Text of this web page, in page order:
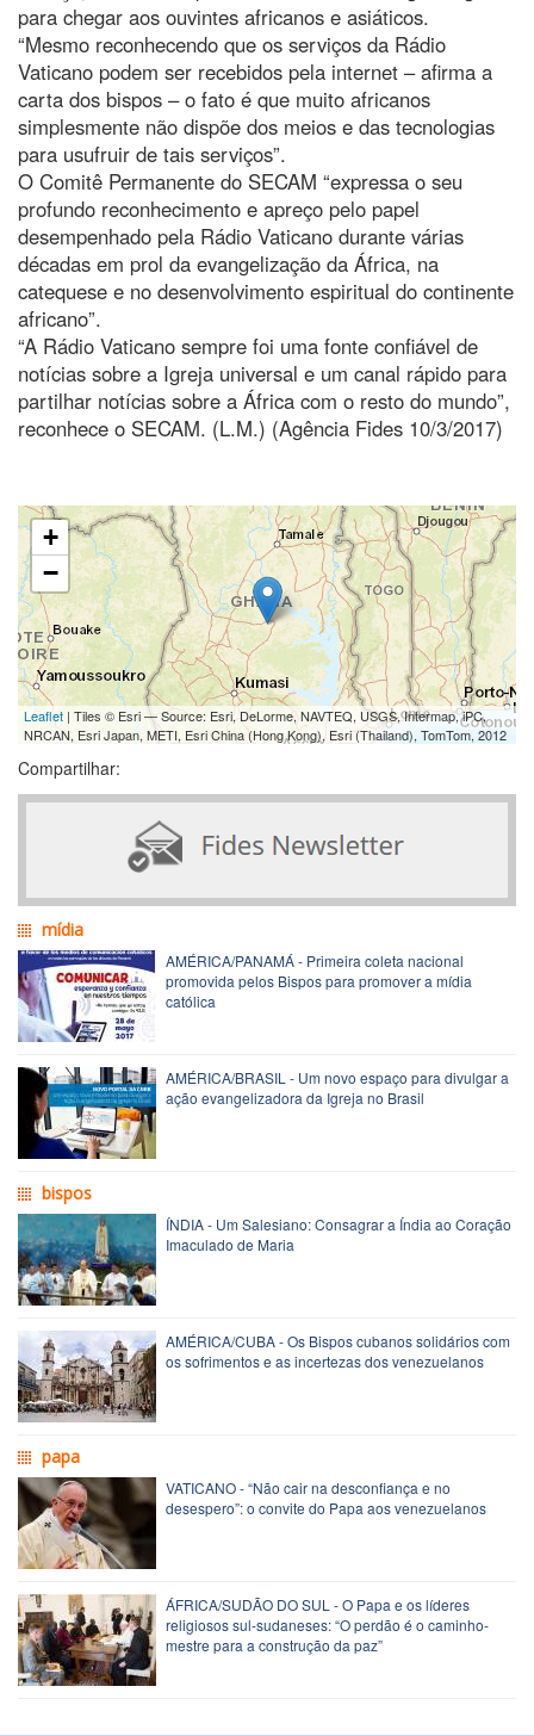
para chegar aos ouvintes africanos e asiáticos.
“Mesmo reconhecendo que os serviços da Rádio
Vaticano podem ser recebidos pela internet – afirma a
carta dos bispos – o fato é que muito africanos
simplesmente não dispõe dos meios e das tecnologias
para usufruir de tais serviços”.
O Comitê Permanente do SECAM “expressa o seu
profundo reconhecimento e apreço pelo papel
desempenhado pela Rádio Vaticano durante várias
décadas em prol da evangelização da África, na
catequese e no desenvolvimento espiritual do continente
africano”.
“A Rádio Vaticano sempre foi uma fonte confiável de
notícias sobre a Igreja universal e um canal rápido para
partilhar notícias sobre a África com o resto do mundo”,
reconhece o SECAM. (L.M.) (Agência Fides 10/3/2017)
+
−
Leaflet | Tiles © Esri — Source: Esri, DeLorme, NAVTEQ, USGS, Intermap, iPC,
NRCAN, Esri Japan, METI, Esri China (Hong Kong), Esri (Thailand), TomTom, 2012
Compartilhar:
mídia
AMÉRICA/PANAMÁ - Primeira coleta nacional
promovida pelos Bispos para promover a mídia
católica
AMÉRICA/BRASIL - Um novo espaço para divulgar a
ação evangelizadora da Igreja no Brasil
bispos
ÍNDIA - Um Salesiano: Consagrar a Índia ao Coração
Imaculado de Maria
AMÉRICA/CUBA - Os Bispos cubanos solidários com
os sofrimentos e as incertezas dos venezuelanos
papa
VATICANO - “Não cair na desconfiança e no
desespero”: o convite do Papa aos venezuelanos
ÁFRICA/SUDÃO DO SUL - O Papa e os líderes
religiosos sul-sudaneses: “O perdão é o caminho-
mestre para a construção da paz”